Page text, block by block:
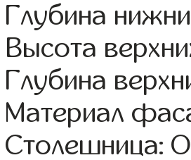
Глубина
Высота
Глубина
Материал
Столешница: